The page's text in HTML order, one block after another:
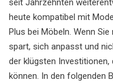
seit Jahrzehnten
heute kompatibel mit
Plus bei Möbeln. Wenn
spart, sich anpasst und
der klügsten
können. In den folgenden